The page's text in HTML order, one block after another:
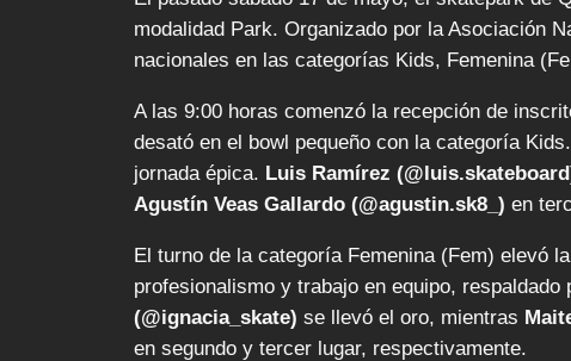
modalidad Park. Organizado por la Asociación
nacionales en las categorías Kids, Femenina
A las 9:00 horas comenzó la recepción de
desató en el bowl pequeño con la categoría
jornada épica. Luis Ramírez
Agustín Veas Gallardo (@agustin.sk8_) en
El turno de la categoría Femenina (Fem) elevó
profesionalismo y trabajo en equipo,
(@ignacia_skate) se llevó el oro, mientras
en segundo y tercer lugar, respectivamente.